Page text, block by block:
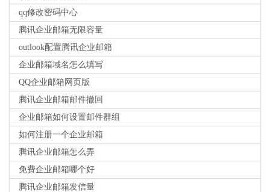
qq修改密码中心
腾讯企业邮箱无限容量
outlook配置腾讯企业邮箱
企业邮箱域名怎么填写
QQ企业邮箱网页版
腾讯企业邮箱邮件撤回
企业邮箱如何设置邮件群组
如何注册一个企业邮箱
腾讯企业邮箱怎么弄
免费企业邮箱哪个好
腾讯企业邮箱发信量